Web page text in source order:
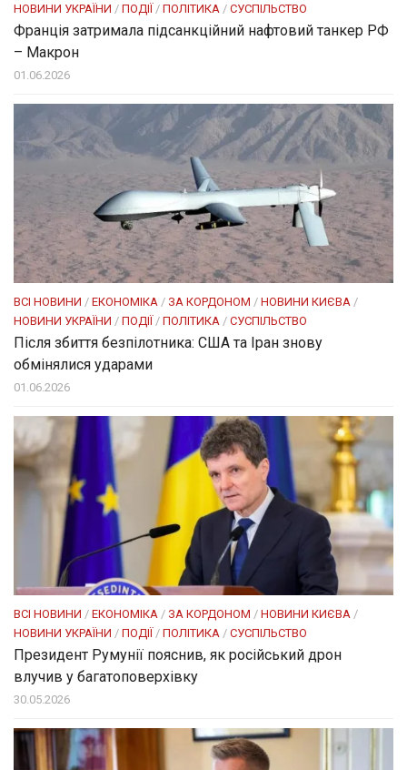
НОВИНИ УКРАЇНИ / ПОДІЇ / ПОЛІТИКА / СУСПІЛЬСТВО
Франція затримала підсанкційний нафтовий танкер РФ
– Макрон
01.06.2026
ВСІ НОВИНИ / ЕКОНОМІКА / ЗА КОРДОНОМ / НОВИНИ КИЄВА /
НОВИНИ УКРАЇНИ / ПОДІЇ/ ПОЛІТИКА / СУСПІЛЬСТВО
Після збиття безпілотника: США та Іран знову
обмінялися ударами
01.06.2026
ВСІ НОВИНИ / ЕКОНОМІКА / ЗА КОРДОНОМ / НОВИНИ КИЄВА /
НОВИНИ УКРАЇНИ / ПОДІЇ/ ПОЛІТИКА / СУСПІЛЬСТВО
Президент Румунії пояснив, як російський дрон
влучив у багатоповерхівку
30.05.2026